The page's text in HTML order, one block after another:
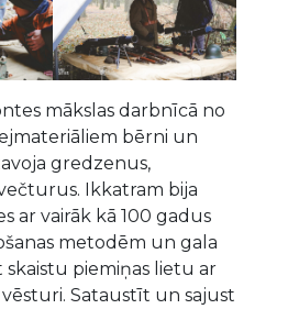
mākslas darbnīcā no
bērni un
gredzenus,
Ikkatram bija
ar vairāk kā 100 gadus
metodēm un gala
piemiņas lietu ar
Sataustīt un sajust